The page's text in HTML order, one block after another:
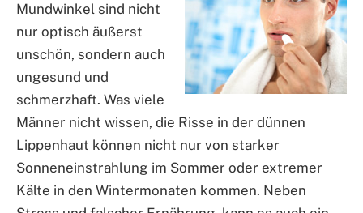
Mundwinkel sind nicht
nur optisch äußerst
unschön, sondern auch
ungesund und
schmerzhaft. Was viele
Männer nicht wissen, die Risse in der dünnen
Lippenhaut können nicht nur von starker
Sonneneinstrahlung im Sommer oder extremer
Kälte in den Wintermonaten kommen. Neben